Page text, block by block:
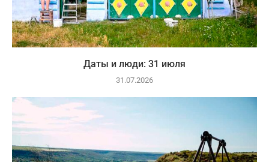
Даты и люди: 31 июля
31.07.2026